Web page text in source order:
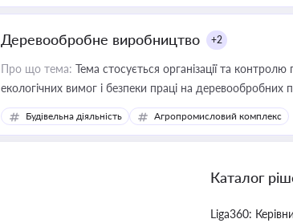
Деревообробне виробництво +2
Про що тема: Тема стосується організації та
екологічних вимог і безпеки праці на деревообробних
Будівельна діяльність Агропромисловий комплекс
Каталог
Liga360: